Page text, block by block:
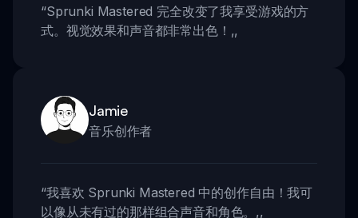
“Sprunki Mastered 完全改变了我享受游戏的方
式。视觉效果和声音都非常出色！ ,,
Jamie
音乐创作者
“我喜欢 Sprunki Mastered 中的创作自由！我可
以像从未有过的那样组合声音和角色。 ,,